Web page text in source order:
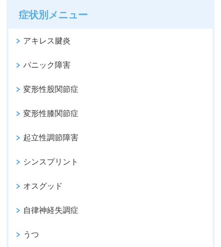
症状別メニュー
アキレス腱炎
パニック障害
変形性股関節症
変形性膝関節症
起立性調節障害
シンスプリント
オスグッド
自律神経失調症
うつ